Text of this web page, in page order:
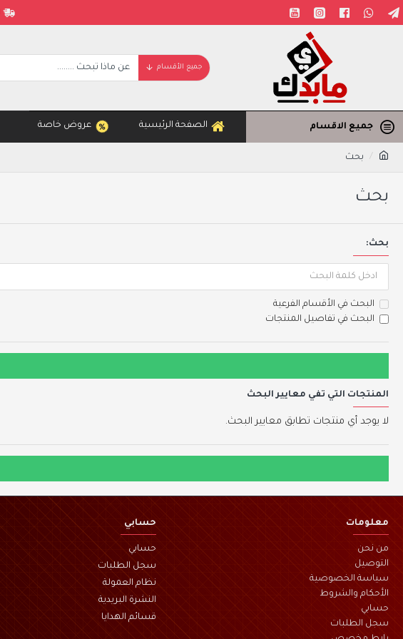
جميع الأقسام
جميع الاقسام الصفحة الرئيسية عروض خاصة
بحث
بحث
بحث:
البحث في الأقسام الفرعية
البحث في تفاصيل المنتجات
المنتجات التي تفي معايير البحث
لا يوجد أي منتجات تطابق معايير البحث.
معلومات
من نحن
التوصيل
سياسة الخصوصية
الأحكام والشروط
حسابي
سجل الطلبات
حسابي
حسابي
سجل الطلبات
نظام العمولة
النشرة البريدية
قسائم الهدايا